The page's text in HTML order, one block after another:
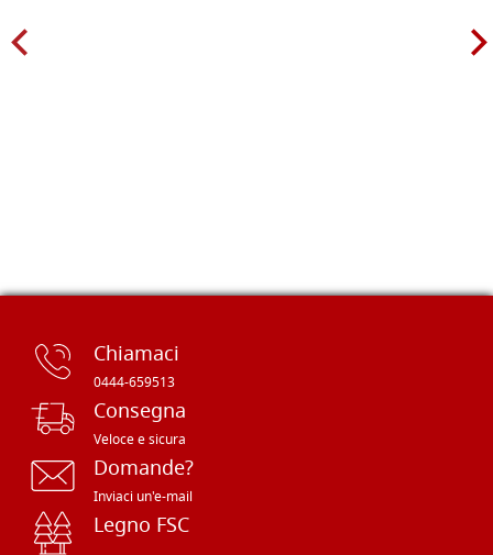
Chiamaci
0444-659513
Consegna
Veloce e sicura
Domande?
Inviaci un'e-mail
Legno FSC